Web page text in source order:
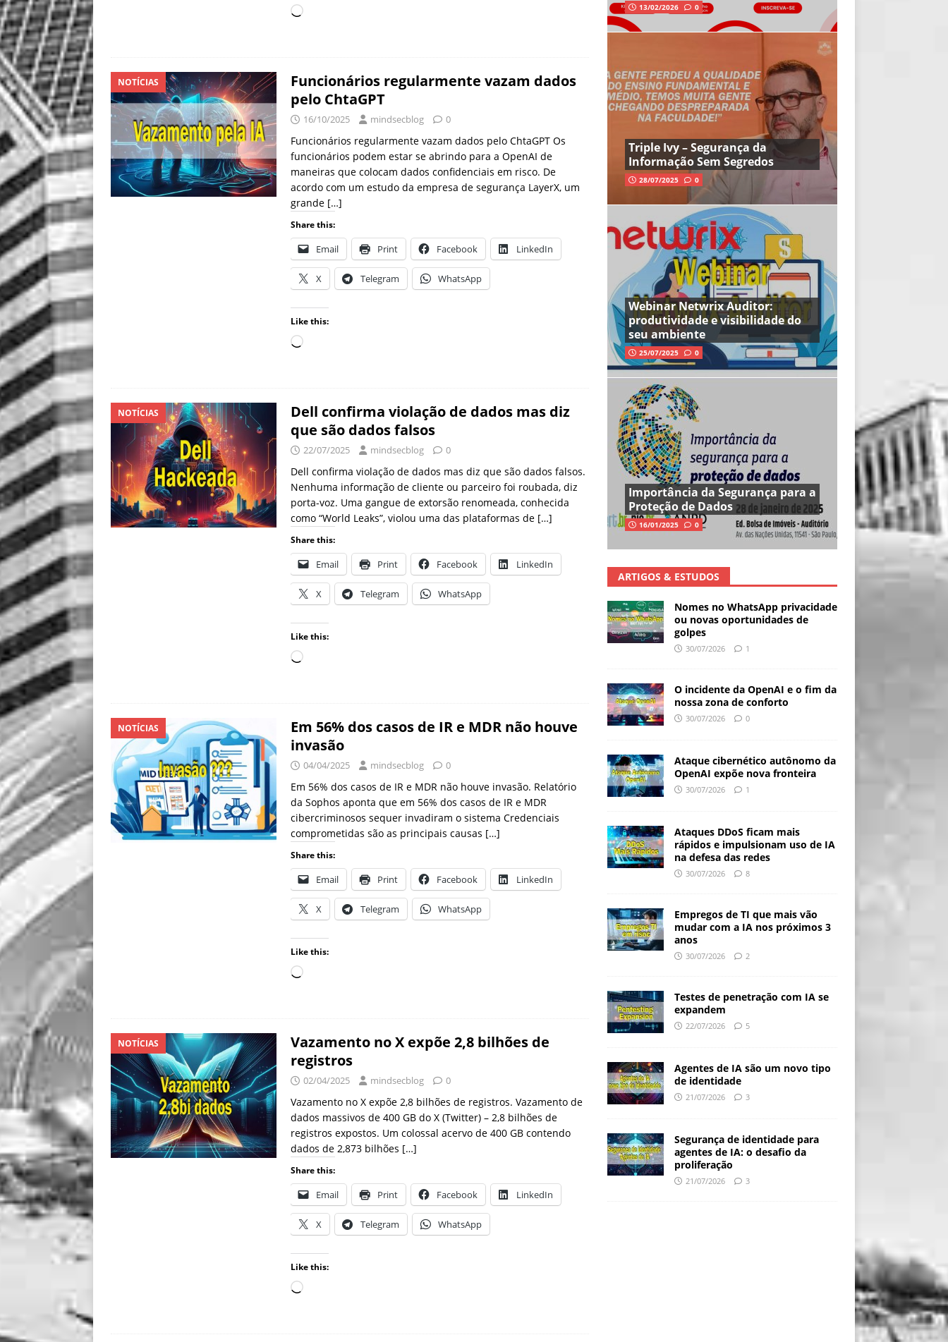
NOTÍCIAS
Funcionários regularmente vazam dados
pelo ChtaGPT
16/10/2025 mindsecblog 0
Funcionários regularmente vazam dados pelo ChtaGPT Os
funcionários podem estar se abrindo para a OpenAI de
maneiras que colocam dados confidenciais em risco. De
acordo com um estudo da empresa de segurança LayerX, um
grande […]
Share this:
Email Print Facebook LinkedIn
X Telegram WhatsApp
Like this:
NOTÍCIAS
Dell confirma violação de dados mas diz
que são dados falsos
22/07/2025 mindsecblog 0
Dell confirma violação de dados mas diz que são dados falsos.
Nenhuma informação de cliente ou parceiro foi roubada, diz
porta-voz. Uma gangue de extorsão renomeada, conhecida
como “World Leaks”, violou uma das plataformas de […]
Share this:
Email Print Facebook LinkedIn
X Telegram WhatsApp
Like this:
NOTÍCIAS
Em 56% dos casos de IR e MDR não houve
invasão
04/04/2025 mindsecblog 0
Em 56% dos casos de IR e MDR não houve invasão. Relatório
da Sophos aponta que em 56% dos casos de IR e MDR
cibercriminosos sequer invadiram o sistema Credenciais
comprometidas são as principais causas […]
Share this:
Email Print Facebook LinkedIn
X Telegram WhatsApp
Like this:
NOTÍCIAS
Vazamento no X expõe 2,8 bilhões de
registros
02/04/2025 mindsecblog 0
Vazamento no X expõe 2,8 bilhões de registros. Vazamento de
dados massivos de 400 GB do X (Twitter) – 2,8 bilhões de
registros expostos. Um colossal acervo de 400 GB contendo
dados de 2,873 bilhões […]
Share this:
Email Print Facebook LinkedIn
X Telegram WhatsApp
Like this:
13/02/2026 0
Triple Ivy – Segurança da
Informação Sem Segredos
28/07/2025 0
Webinar Netwrix Auditor:
produtividade e visibilidade do
seu ambiente
25/07/2025 0
Importância da Segurança para a
Proteção de Dados
16/01/2025 0
ARTIGOS & ESTUDOS
Nomes no WhatsApp privacidade
ou novas oportunidades de
golpes
30/07/2026 1
O incidente da OpenAI e o fim da
nossa zona de conforto
30/07/2026 0
Ataque cibernético autônomo da
OpenAI expõe nova fronteira
30/07/2026 1
Ataques DDoS ficam mais
rápidos e impulsionam uso de IA
na defesa das redes
30/07/2026 8
Empregos de TI que mais vão
mudar com a IA nos próximos 3
anos
30/07/2026 2
Testes de penetração com IA se
expandem
22/07/2026 5
Agentes de IA são um novo tipo
de identidade
21/07/2026 3
Segurança de identidade para
agentes de IA: o desafio da
proliferação
21/07/2026 3